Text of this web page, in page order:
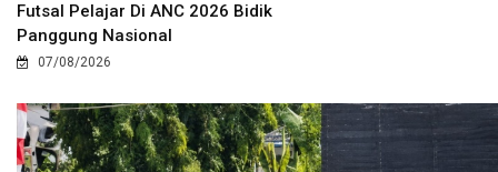
Futsal Pelajar Di ANC 2026 Bidik
Panggung Nasional
07/08/2026